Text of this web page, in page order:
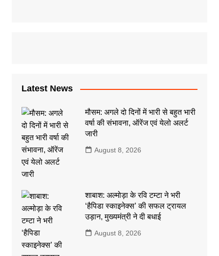
Latest News
मौसम: अगले दो दिनों में भारी से बहुत भारी
वर्षा की संभावना, ऑरेंज एवं येलो अलर्ट
जारी
August 8, 2026
शाबाश: अल्मोड़ा के रवि टम्टा ने भरी
‘हैपिडा स्काइनेक्स’ की सफल ट्रायल
उड़ान, मुख्यमंत्री ने दी बधाई
August 8, 2026